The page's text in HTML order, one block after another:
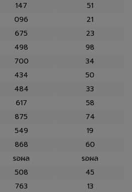
147
51
096
21
675
23
498
98
700
34
434
50
484
33
617
58
875
74
549
19
868
60
รอผล
รอผล
508
45
763
13